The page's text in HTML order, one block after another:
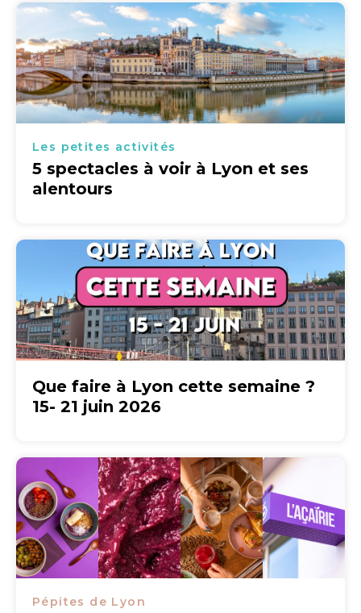
Les petites activités
5 spectacles à voir à Lyon et ses
alentours
Que faire à Lyon cette semaine ?
15- 21 juin 2026
Pépites de Lyon